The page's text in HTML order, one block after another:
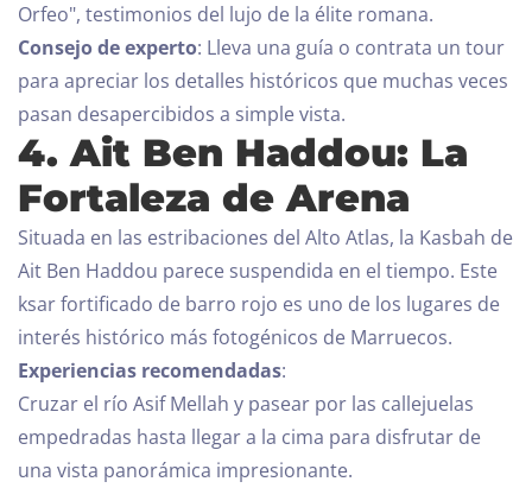
Orfeo", testimonios del lujo de la élite romana.
Consejo de experto: Lleva una guía o contrata un tour
para apreciar los detalles históricos que muchas veces
pasan desapercibidos a simple vista.
4. Ait Ben Haddou: La
Fortaleza de Arena
Situada en las estribaciones del Alto Atlas, la Kasbah de
Ait Ben Haddou parece suspendida en el tiempo. Este
ksar fortificado de barro rojo es uno de los lugares de
interés histórico más fotogénicos de Marruecos.
Experiencias recomendadas:
Cruzar el río Asif Mellah y pasear por las callejuelas
empedradas hasta llegar a la cima para disfrutar de
una vista panorámica impresionante.